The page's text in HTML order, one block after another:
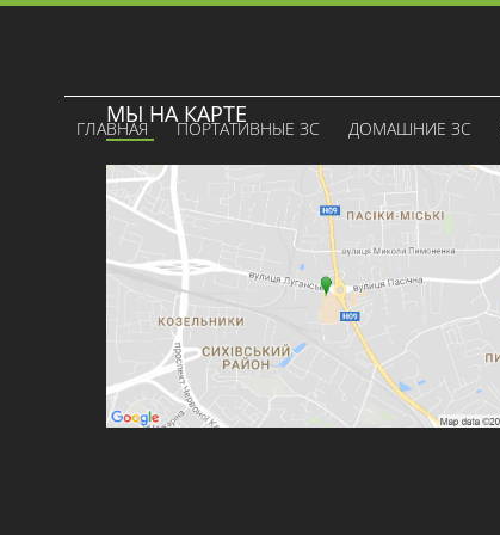
ГЛАВНАЯ ПОРТАТИВНЫЕ ЗС ДОМАШНИЕ ЗС
МЫ НА КАРТЕ